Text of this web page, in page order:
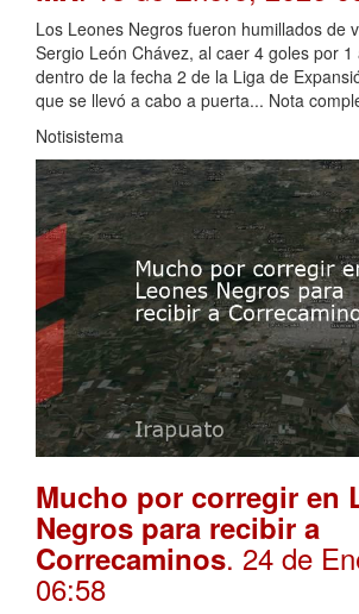
Los Leones Negros fueron humillados de
Sergio León Chávez, al caer 4 goles por
dentro de la fecha 2 de la Liga de
que se llevó a cabo a puerta... Nota
Notisistema
Mucho por corregir en
Negros para recibir a
Correcaminos. 24 de
06:58